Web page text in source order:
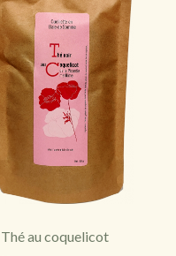
Thé au coquelicot